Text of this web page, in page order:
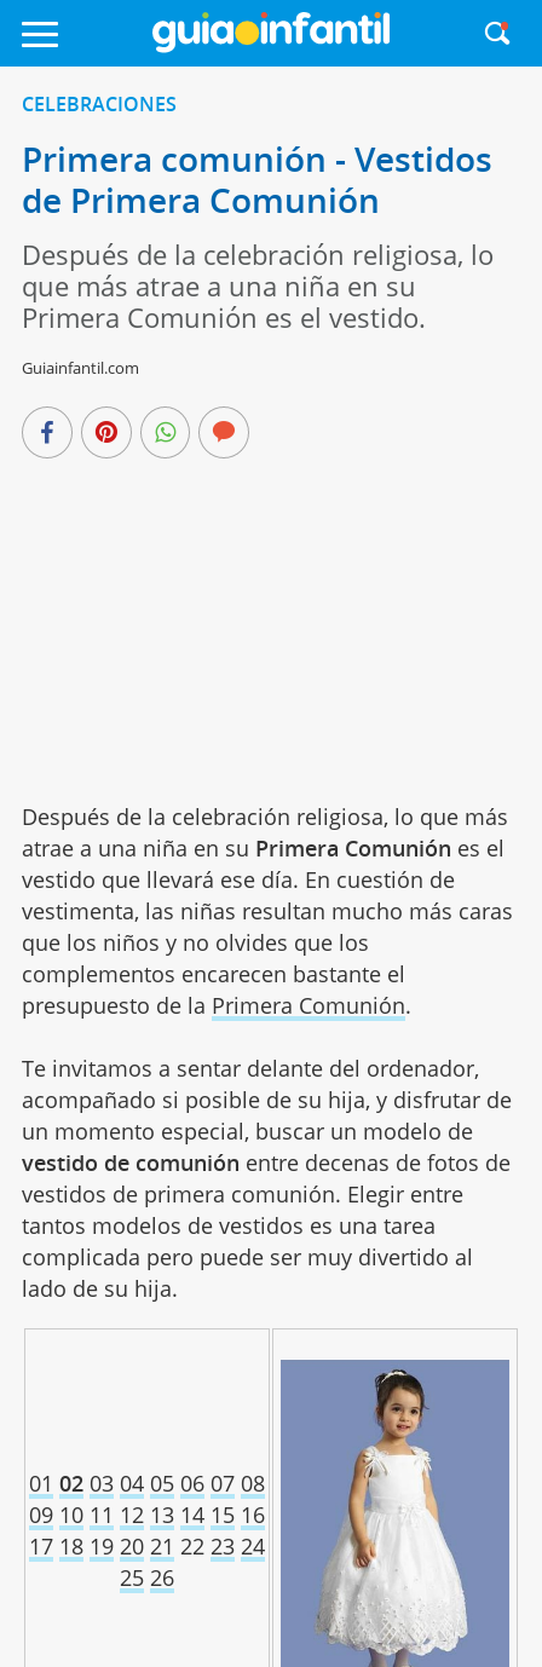
CELEBRACIONES
Primera comunión - Vestidos
de Primera Comunión
Después de la celebración religiosa, lo
que más atrae a una niña en su
Primera Comunión es el vestido.
Guiainfantil.com
Después de la celebración religiosa, lo que más
atrae a una niña en su Primera Comunión es el
vestido que llevará ese día. En cuestión de
vestimenta, las niñas resultan mucho más caras
que los niños y no olvides que los
complementos encarecen bastante el
presupuesto de la Primera Comunión.
Te invitamos a sentar delante del ordenador,
acompañado si posible de su hija, y disfrutar de
un momento especial, buscar un modelo de
vestido de comunión entre decenas de fotos de
vestidos de primera comunión. Elegir entre
tantos modelos de vestidos es una tarea
complicada pero puede ser muy divertido al
lado de su hija.
01 02 03 04 05 06 07 08
09 10 11 12 13 14 15 16
17 18 19 20 21 22 23 24
25 26